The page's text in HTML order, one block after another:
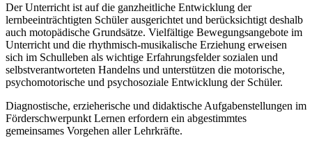
Der Unterricht ist auf die ganzheitliche Entwicklung der
lernbeeinträchtigten Schüler ausgerichtet und berücksichtigt deshalb
auch motopädische Grundsätze. Vielfältige Bewegungsangebote im
Unterricht und die rhythmisch-musikalische Erziehung erweisen
sich im Schulleben als wichtige Erfahrungsfelder sozialen und
selbstverantworteten Handelns und unterstützen die motorische,
psychomotorische und psychosoziale Entwicklung der Schüler.
Diagnostische, erzieherische und didaktische Aufgabenstellungen im
Förderschwerpunkt Lernen erfordern ein abgestimmtes
gemeinsames Vorgehen aller Lehrkräfte.